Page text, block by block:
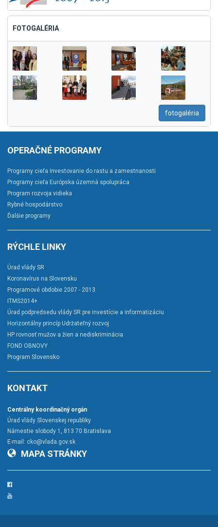
FOTOGALÉRIA
fotogaléria
OPERAČNÉ PROGRAMY
Programy cieľa Investovanie do rastu a zamestnanosti
Programy cieľa Európska územná spolupráca
Program rozvoja vidieka
Rybné hospodárstvo
Ďalšie programy
RÝCHLE LINKY
Úrad vlády SR
Koronavírus na Slovensku
Programové obdobie 2007 - 2013
ITMS2014+
Úrad podpredsedu vlády SR pre investície a informatizáciu
Horizontálny princíp Udržateľný rozvoj
HP rovnosť mužov a žien a nediskriminácia
FOND OBNOVY
Program Slovensko
KONTAKT
Centrálny koordinačný orgán
Úrad vlády Slovenskej republiky
Námestie slobody 1, 813 70 Bratislava
E-mail: cko@vlada.gov.sk
MAPA STRÁNKY
Facebook
YouTube